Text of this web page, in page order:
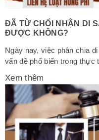
ĐÃ TỪ CHỐI NHẬN DI
ĐƯỢC KHÔNG?
Ngày nay, việc phân chia
vấn đề phổ biến trong thực
thủ tục từ chối nhận di sản
hoặc...
Xem thêm